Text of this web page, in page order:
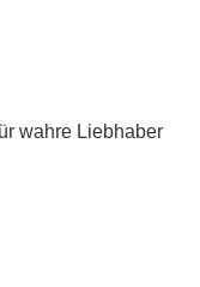
wahre Liebhaber